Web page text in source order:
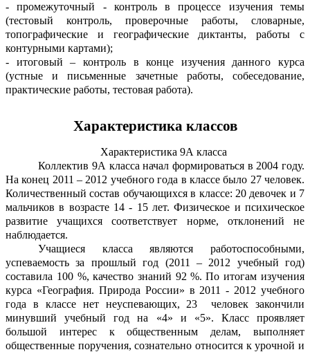
- промежуточный - контроль в процессе изучения темы
(тестовый контроль, проверочные работы, словарные,
топографические и географические диктанты, работы с
контурными картами);
- итоговый – контроль в конце изучения данного курса
(устные и письменные зачетные работы, собеседование,
практические работы, тестовая работа).
Характеристика классов
Характеристика 9А класса
Коллектив 9А класса начал формироваться в 2004 году.
На конец 2011 – 2012 учебного года в классе было 27 человек.
Количественный состав обучающихся в классе: 20 девочек и 7
мальчиков в возрасте 14 - 15 лет. Физическое и психическое
развитие учащихся соответствует норме, отклонений не
наблюдается.
Учащиеся класса являются работоспособными,
успеваемость за прошлый год (2011 – 2012 учебный год)
составила 100 %, качество знаний 92 %. По итогам изучения
курса «География. Природа России» в 2011 - 2012 учебного
года в классе нет неуспевающих, 23 человек закончили
минувший учебный год на «4» и «5». Класс проявляет
большой интерес к общественным делам, выполняет
общественные поручения, сознательно относится к урочной и